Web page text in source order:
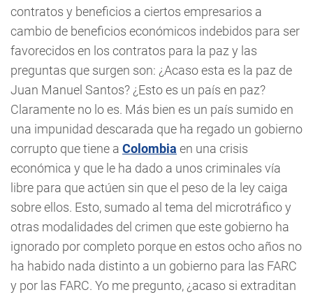
contratos y beneficios a ciertos empresarios a
cambio de beneficios económicos indebidos para ser
favorecidos en los contratos para la paz y las
preguntas que surgen son: ¿Acaso esta es la paz de
Juan Manuel Santos? ¿Esto es un país en paz?
Claramente no lo es. Más bien es un país sumido en
una impunidad descarada que ha regado un gobierno
corrupto que tiene a Colombia en una crisis
económica y que le ha dado a unos criminales vía
libre para que actúen sin que el peso de la ley caiga
sobre ellos. Esto, sumado al tema del microtráfico y
otras modalidades del crimen que este gobierno ha
ignorado por completo porque en estos ocho años no
ha habido nada distinto a un gobierno para las FARC
y por las FARC. Yo me pregunto, ¿acaso si extraditan